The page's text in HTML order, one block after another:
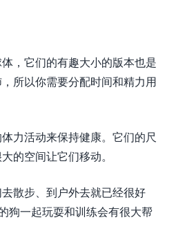
，它们的有趣大小的版本也是
所以你需要分配时间和精力用
力活动来保持健康。它们的尺
的空间让它们移动。
散步、到户外去就已经很好
狗一起玩耍和训练会有很大帮